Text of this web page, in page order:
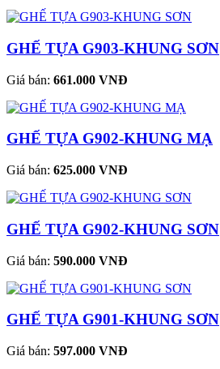
GHẾ TỰA G903-KHUNG SƠN
Giá bán: 661.000 VNĐ
GHẾ TỰA G902-KHUNG MẠ
Giá bán: 625.000 VNĐ
GHẾ TỰA G902-KHUNG SƠN
Giá bán: 590.000 VNĐ
GHẾ TỰA G901-KHUNG SƠN
Giá bán: 597.000 VNĐ